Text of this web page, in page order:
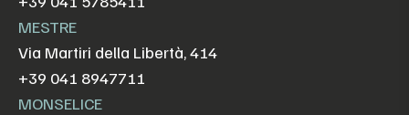
MESTRE
Via Martiri della Libertà, 414
+39 041 8947711
MONSELICE